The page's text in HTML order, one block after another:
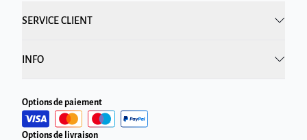
SERVICE CLIENT
INFO
Options de paiement
Options de livraison